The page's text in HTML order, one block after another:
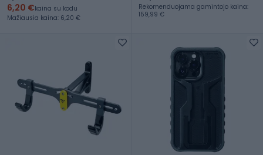
6,20 €kaina su kodu
Mažiausia kaina: 6,20 €
Rekomenduojama gamintojo kaina:
159,99 €